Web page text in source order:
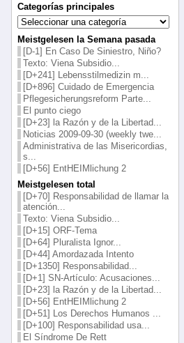
Categorías principales
Categorías
principales
Meistgelesen la Semana pasada
[D-1] En Caso De Siniestro, Niño?
Texto: Viena Subsidio...
[D+241] Lebensstilmedizin m...
[D+896] Cuidado de Emergencia
Pflegesicherungsreform Parte...
El punto ciego
[D+23] la Razón y de la Libertad...
Noticias 2009-09-30 (weekly twe...
Administrativa de las Misericordias,
s...
[D+56] EntHEIMlichung 2
Meistgelesen total
[D+70] Responsabilidad de llamar la
atención...
Texto: Viena Subsidio...
[D+15] ORF-Tema
[D+64] Pluralista Ignor...
[D+44] Amordazada Intento
[D+1350] Responsabilidad...
[D+1] SN-Artículo: Acusaciones...
[D+23] la Razón y de la Libertad...
[D+56] EntHEIMlichung 2
[D+51] Los Derechos Humanos ...
[D+100] Responsabilidad usa...
El Síndrome De Rett